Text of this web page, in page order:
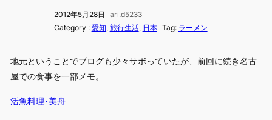
2012年5月28日
ari.d5233
Category : 愛知, 旅行生活, 日本 Tag: ラーメン
地元ということでブログも少々サボっていたが、前回に続き名古
屋での食事を一部メモ。
活魚料理･美舟